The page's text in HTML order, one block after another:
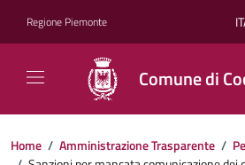
Regione Piemonte
Comune di
Home / Amministrazione Trasparente /